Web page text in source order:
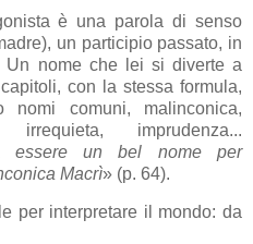
è una parola di senso
un participio passato, in
Un nome che lei si diverte a
con la stessa formula,
comuni, malinconica,
irrequieta, imprudenza...
essere un bel nome per
Macrì» (p. 64).
per interpretare il mondo: da